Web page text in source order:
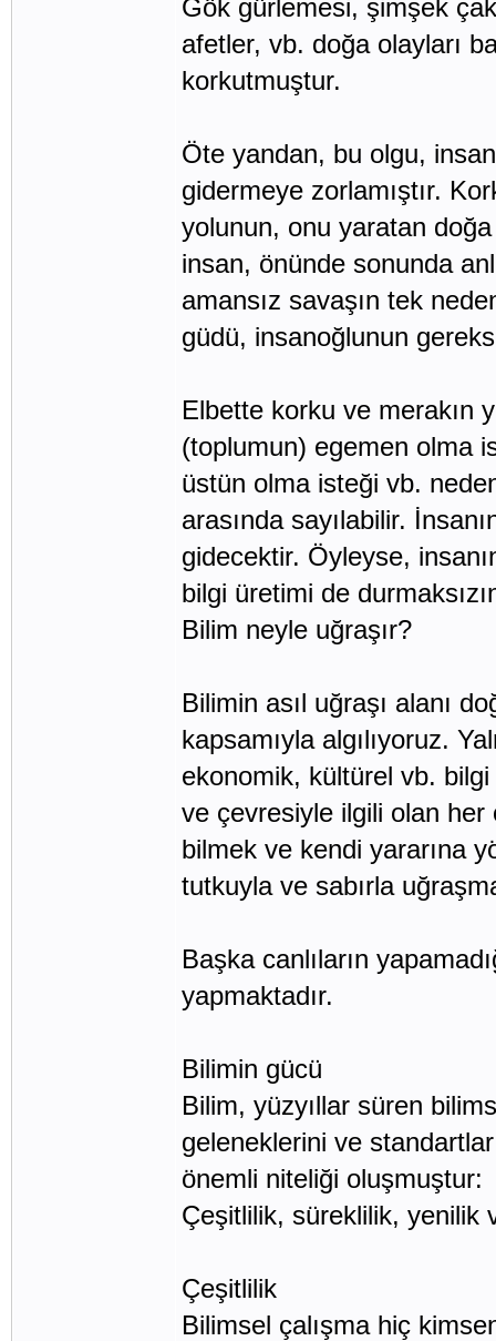
Gök gürlemesi, şimşek
afetler, vb. doğa olayları
korkutmuştur.
Öte yandan, bu olgu,
gidermeye zorlamıştır.
yolunun, onu yaratan
insan, önünde sonunda
amansız savaşın tek
güdü, insanoğlunun
Elbette korku ve merakın
(toplumun) egemen olma
üstün olma isteği vb.
arasında sayılabilir.
gidecektir. Öyleyse,
bilgi üretimi de
Bilim neyle uğraşır?
Bilimin asıl uğraşı alanı
kapsamıyla algılıyoruz.
ekonomik, kültürel vb. bilgi
ve çevresiyle ilgili olan her
bilmek ve kendi yararına
tutkuyla ve sabırla
Başka canlıların
yapmaktadır.
Bilimin gücü
Bilim, yüzyıllar süren
geleneklerini ve
önemli niteliği oluşmuştur:
Çeşitlilik, süreklilik, yenilik
Çeşitlilik
Bilimsel çalışma hiç